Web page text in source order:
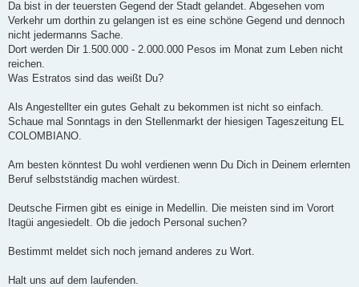
Da bist in der teuersten Gegend der Stadt gelandet. Abgesehen vom
Verkehr um dorthin zu gelangen ist es eine schöne Gegend und dennoch
nicht jedermanns Sache.
Dort werden Dir 1.500.000 - 2.000.000 Pesos im Monat zum Leben nicht
reichen.
Was Estratos sind das weißt Du?
Als Angestellter ein gutes Gehalt zu bekommen ist nicht so einfach.
Schaue mal Sonntags in den Stellenmarkt der hiesigen Tageszeitung EL
COLOMBIANO.
Am besten könntest Du wohl verdienen wenn Du Dich in Deinem erlernten
Beruf selbstständig machen würdest.
Deutsche Firmen gibt es einige in Medellin. Die meisten sind im Vorort
Itagüi angesiedelt. Ob die jedoch Personal suchen?
Bestimmt meldet sich noch jemand anderes zu Wort.
Halt uns auf dem laufenden.